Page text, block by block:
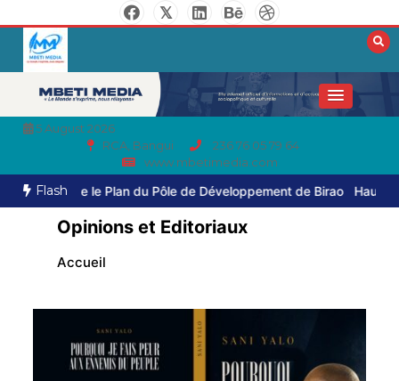
5 August 2026
RCA, Bangui
236 76 05 79 64
www.mbetimedia.com
Flash
Plan du Pôle de Développement de Birao Haut-Mbomou : le
Opinions et Editoriaux
Accueil